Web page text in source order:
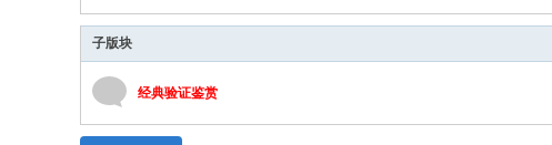
江
湖
论
子版块
经典验证鉴赏